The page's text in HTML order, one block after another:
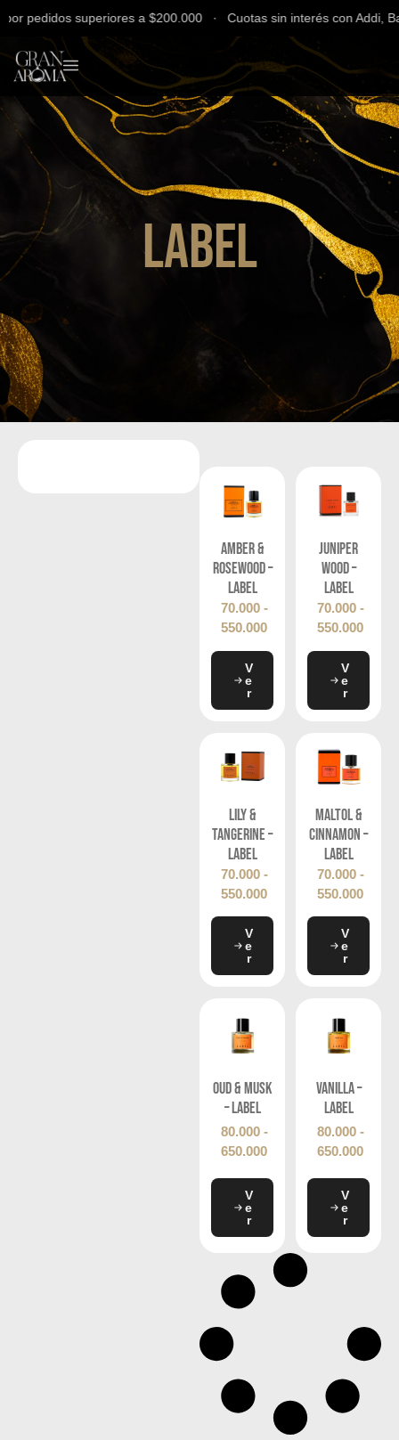
pedidos superiores a $200.000 ∙ Cuotas sin interés con Addi,
Label
Amber &
Rosewood –
Label
70.000 -
550.000
V
e
r
Juniper
Wood –
Label
70.000 -
550.000
V
e
r
Lily &
Tangerine –
Label
70.000 -
550.000
V
e
r
Maltol &
Cinnamon –
Label
70.000 -
550.000
V
e
r
Oud & Musk
– Label
80.000 -
650.000
V
e
r
Vanilla –
Label
80.000 -
650.000
V
e
r